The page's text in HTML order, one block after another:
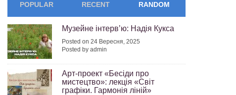
POPULAR RECENT RANDOM
Музейне інтерв’ю: Надія Кукса
Posted on 24 Вересня, 2025
Posted by admin
Арт-проект «Бесіди про
мистецтво»: лекція «Світ
графіки. Гармонія ліній»